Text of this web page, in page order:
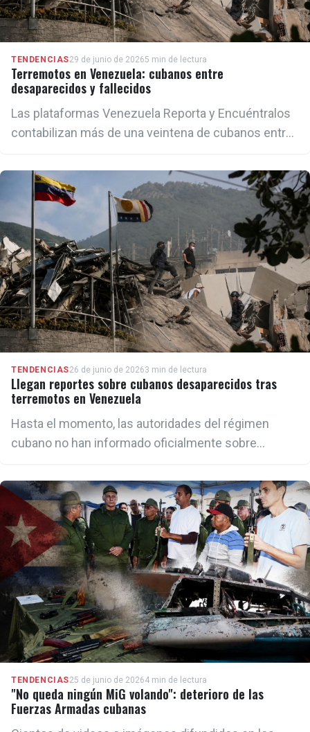
TENDENCIAS29 de junio de 20265 min de lectura
Terremotos en Venezuela: cubanos entre
desaparecidos y fallecidos
Las plataformas Venezuela Reporta y Encuéntralos
contabilizan más de una veintena de cubanos entre
Habana no da cifras y solo ha confirmado un
fallecido.
TENDENCIAS26 de junio de 20263 min de lectura
Llegan reportes sobre cubanos desaparecidos tras
terremotos en Venezuela
Hasta el momento, las autoridades del régimen
cubano no han informado oficialmente sobre
terremotos.
TENDENCIAS25 de junio de 20264 min de lectura
"No queda ningún MiG volando": deterioro de las
Fuerzas Armadas cubanas